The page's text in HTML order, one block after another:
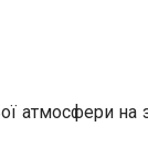
атмосфери на